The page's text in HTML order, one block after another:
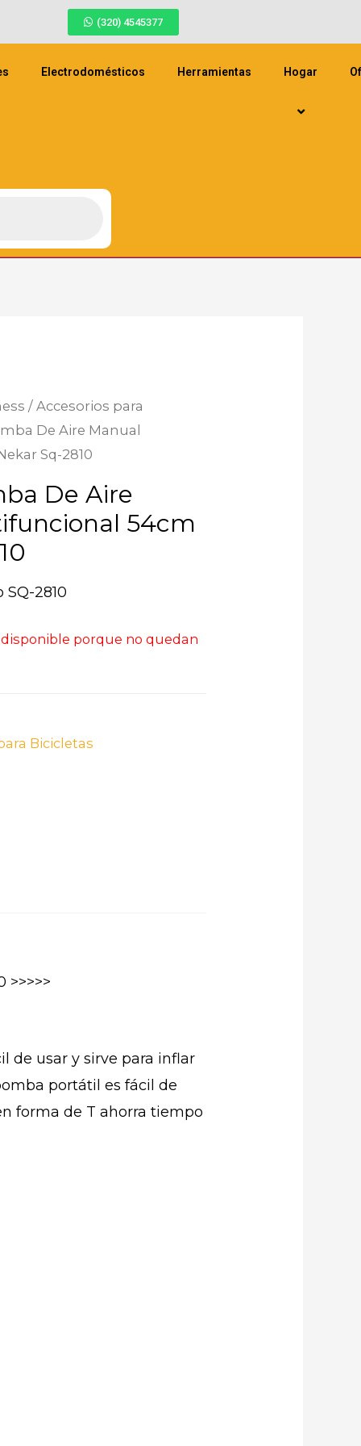
(320) 4545377
Electrodomésticos Herramientas Hogar
/Accesorios para
De Aire Manual
Sq-2810
De Aire
54cm
2810
porque no quedan
Bicicletas
>>>>>
de usar y sirve para inflar
portátil es fácil de
forma de T ahorra tiempo